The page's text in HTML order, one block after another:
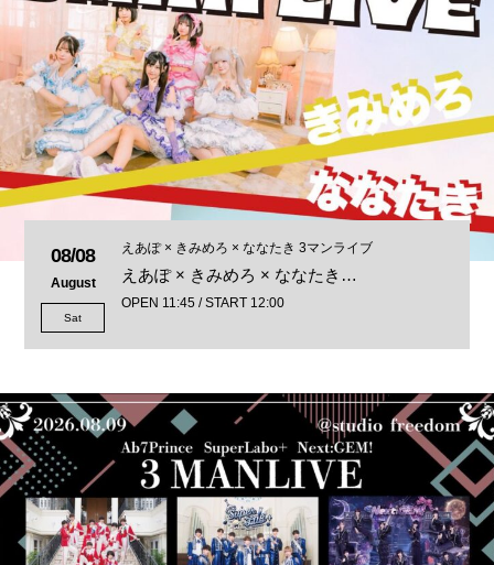
08/08
August
Sat
えあぽ × きみめろ × ななたき 3マンライブ
えあぽ × きみめろ × ななたき…
OPEN 11:45 / START 12:00